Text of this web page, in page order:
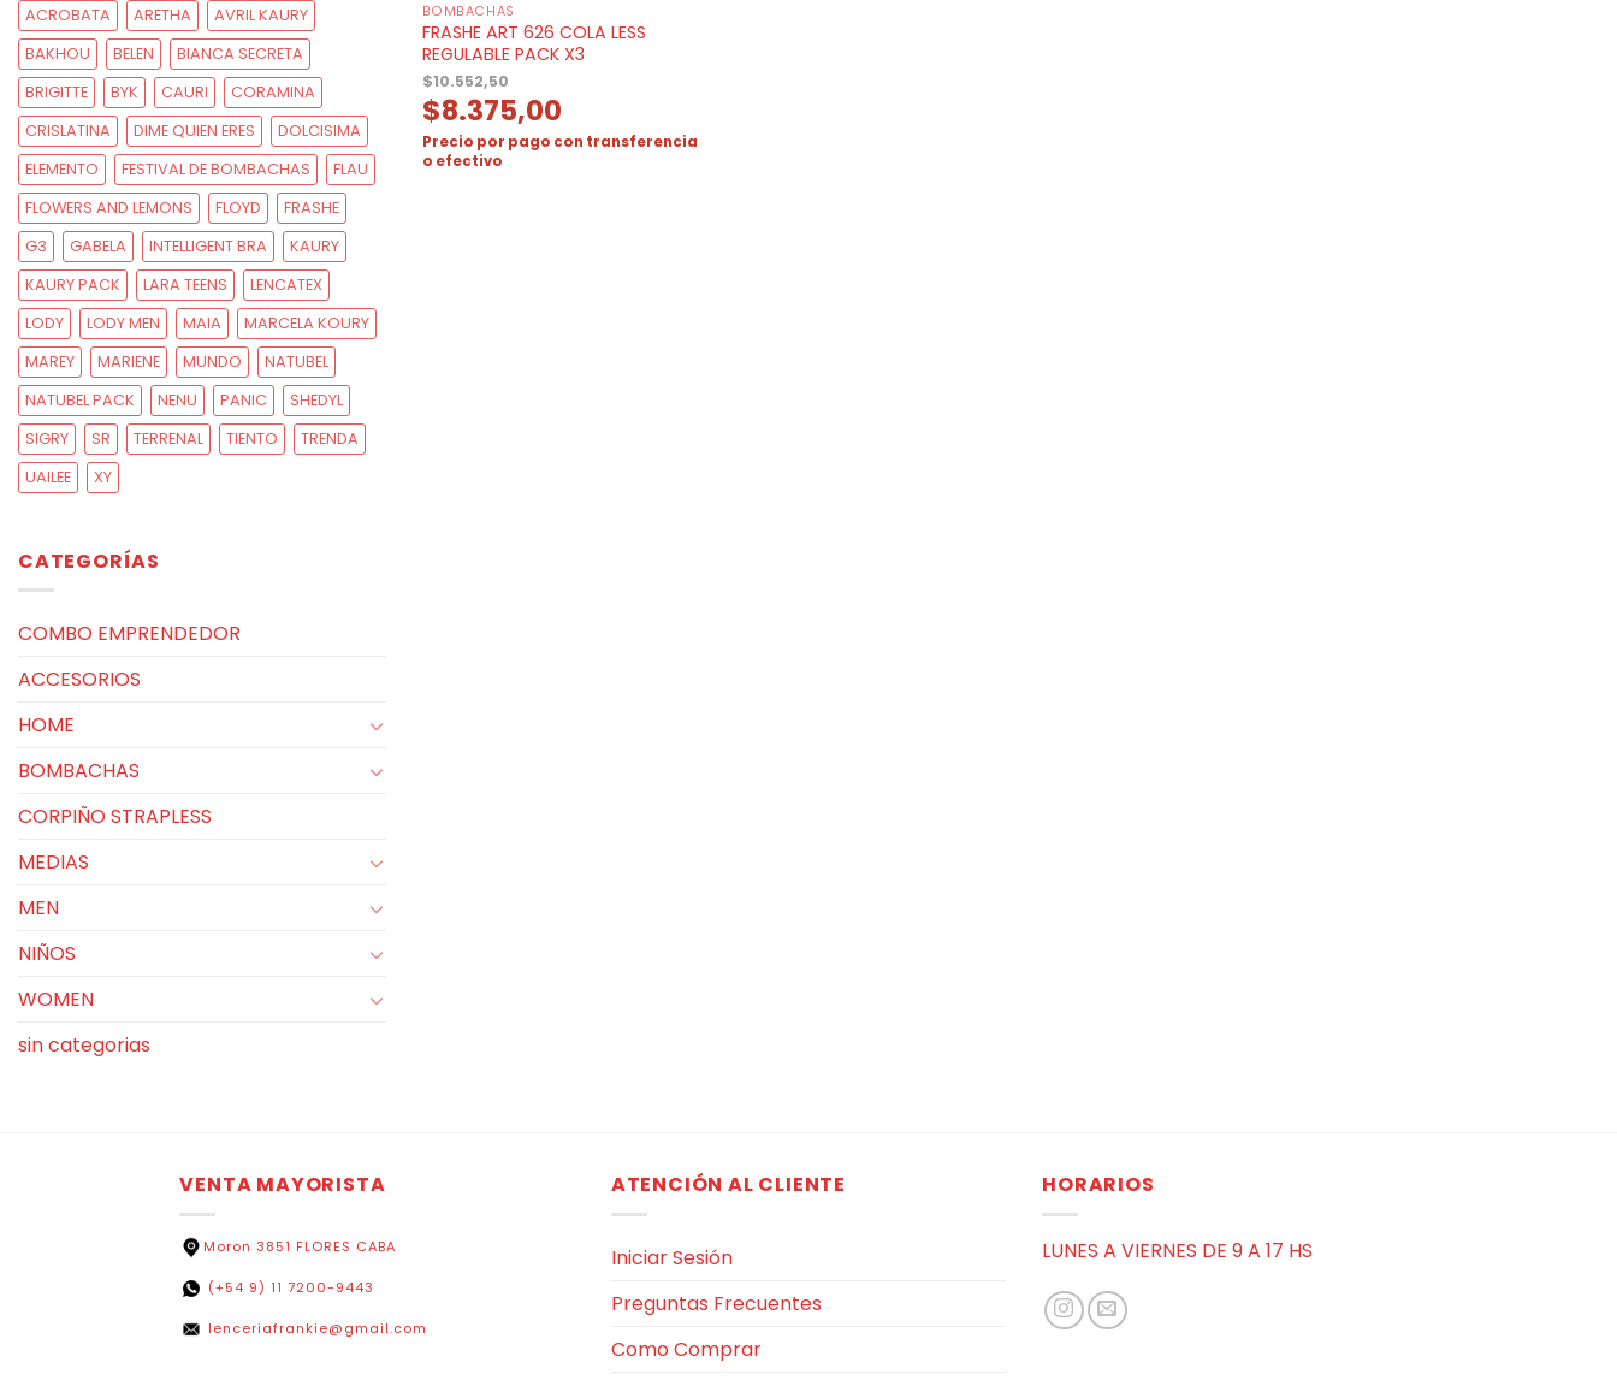
ACROBATA ARETHA
AVRIL KAURY
BAKHOU
BELEN
BIANCA SECRETA
BRIGITTE
BYK CAURI
CORAMINA
CRISLATINA
DIME QUIEN ERES
DOLCISIMA
ELEMENTO
FESTIVAL DE BOMBACHAS
FLAU
FLOWERS AND LEMONS
FLOYD
FRASHE
G3
GABELA INTELLIGENT BRA
KAURY
KAURY PACK
LARA TEENS
LENCATEX
LODY
LODY MEN MAIA
MARCELA KOURY
MAREY
MARIENE MUNDO
NATUBEL
NATUBEL PACK
NENU PANIC
SHEDYL
SIGRY
SR TERRENAL TIENTO
TRENDA
UAILEE
XY
CATEGORÍAS
COMBO EMPRENDEDOR
ACCESORIOS
HOME
BOMBACHAS
CORPIÑO STRAPLESS
MEDIAS
MEN
NIÑOS
WOMEN
sin categorias
BOMBACHAS
FRASHE ART 626 COLA LESS
REGULABLE PACK X3
$10.552,50
$8.375,00
Precio por pago con transferencia
o efectivo
VENTA MAYORISTA
Moron 3851 FLORES CABA
(+54 9) 11 7200-9443
lenceriafrankie@gmail.com
ATENCIÓN AL CLIENTE
Iniciar Sesión
Preguntas Frecuentes
Como Comprar
HORARIOS
LUNES A VIERNES DE 9 A 17 HS